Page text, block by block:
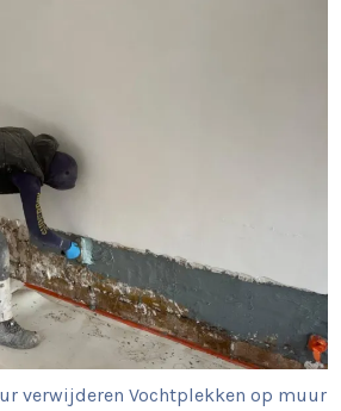
verwijderen Vochtplekken op muur